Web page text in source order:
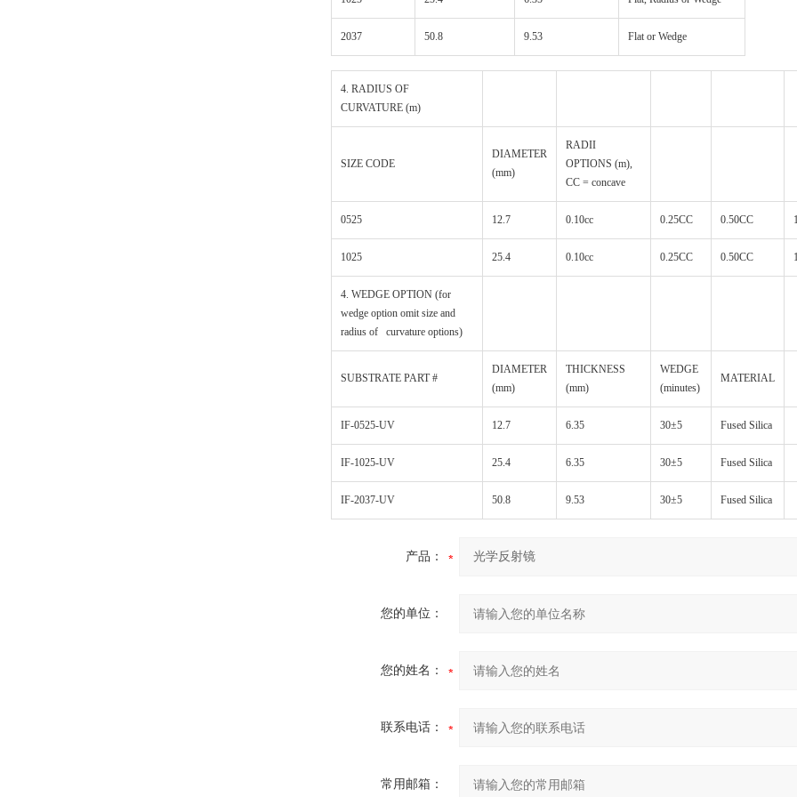
2037 50.8 9.53 Flat or Wedge
4. RADIUS OF
CURVATURE (m)
SIZE CODE
DIAMETER
(mm)
RADII
OPTIONS (m),
CC = concave
0525 12.7 0.10cc 0.25CC 0.50CC
1025 25.4 0.10cc 0.25CC 0.50CC
4. WEDGE OPTION (for
wedge option omit size and
radius of curvature options)
SUBSTRATE PART #
DIAMETER
(mm)
THICKNESS
(mm)
WEDGE
(minutes)
MATERIAL
IF-0525-UV 12.7 6.35 30±5 Fused Silica
IF-1025-UV 25.4 6.35 30±5 Fused Silica
IF-2037-UV 50.8 9.53 30±5 Fused Silica
产品：
您的单位：
您的姓名：
联系电话：
常用邮箱：